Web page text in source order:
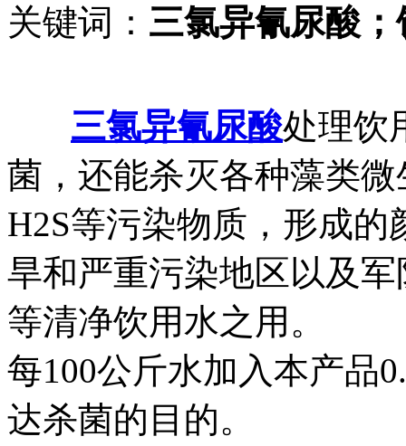
关键词： 三氯异氰尿酸
三氯异氰尿酸处理饮
菌，还能杀灭各种藻类
H2S等污染物质，形成
旱和严重污染地区以及
等清净饮用水之用。
每100公斤水加入本产品
达杀菌的目的。